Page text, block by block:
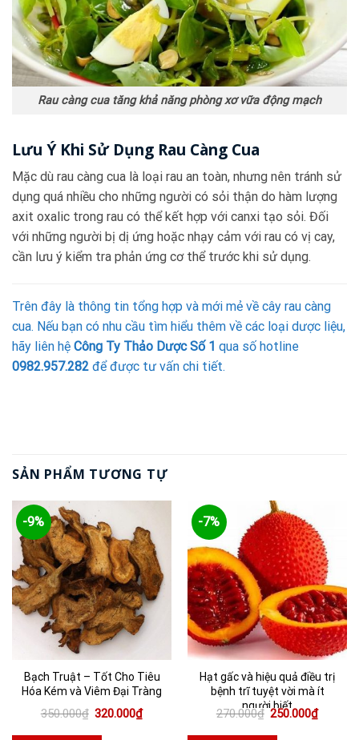
Rau càng cua tăng khả năng phòng xơ vữa động mạch
Lưu Ý Khi Sử Dụng Rau Càng Cua
Mặc dù rau càng cua là loại rau an toàn, nhưng nên tránh sử
dụng quá nhiều cho những người có sỏi thận do hàm lượng
axit oxalic trong rau có thể kết hợp với canxi tạo sỏi. Đối
với những người bị dị ứng hoặc nhạy cảm với rau có vị cay,
cần lưu ý kiểm tra phản ứng cơ thể trước khi sử dụng.
Trên đây là thông tin tổng hợp và mới mẻ về cây rau càng
cua. Nếu bạn có nhu cầu tìm hiểu thêm về các loại dược liệu,
hãy liên hệ Công Ty Thảo Dược Số 1 qua số hotline
0982.957.282 để được tư vấn chi tiết.
SẢN PHẨM TƯƠNG TỰ
-9%
Bạch Truật – Tốt Cho Tiêu
Hóa Kém và Viêm Đại Tràng
350.000₫ Giá
gốc
là:
320.000₫Giá
hiện
-7%
Hạt gấc và hiệu quả điều trị
bệnh trĩ tuyệt vời mà ít
người biết
270.000₫ Giá
gốc
là:
250.000₫Giá
hiện